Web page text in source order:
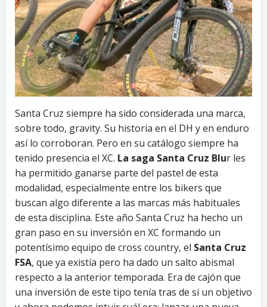
Santa Cruz siempre ha sido considerada una marca,
sobre todo, gravity. Su historia en el DH y en enduro
así lo corroboran. Pero en su catálogo siempre ha
tenido presencia el XC. La saga Santa Cruz Blur les
ha permitido ganarse parte del pastel de esta
modalidad, especialmente entre los bikers que
buscan algo diferente a las marcas más habituales
de esta disciplina. Este año Santa Cruz ha hecho un
gran paso en su inversión en XC formando un
potentísimo equipo de cross country, el Santa Cruz
FSA, que ya existía pero ha dado un salto abismal
respecto a la anterior temporada. Era de cajón que
una inversión de este tipo tenía tras de si un objetivo